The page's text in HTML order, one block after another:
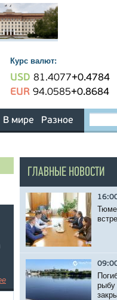
Курс валют:
USD 81.4077+0.4784
EUR 94.0585+0.8684
В мире Разное
ГЛАВНЫЕ НОВОСТИ
рыбу